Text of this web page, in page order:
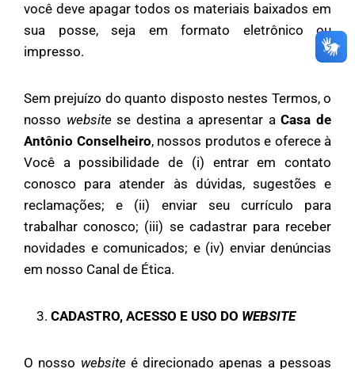
você deve apagar todos os materiais baixados em
sua posse, seja em formato eletrônico ou
impresso.
Sem prejuízo do quanto disposto nestes Termos, o
nosso website se destina a apresentar aCasa de
Antônio Conselheiro, nossos produtos e oferece à
Você a possibilidade de (i) entrar em contato
conosco para atender às dúvidas, sugestões e
reclamações; e (ii) enviar seu currículo para
trabalhar conosco; (iii) se cadastrar para receber
novidades e comunicados; e (iv) enviar denúncias
em nosso Canal de Ética.
CADASTRO, ACESSO E USO DO WEBSITE
O nosso website é direcionado apenas a pessoas